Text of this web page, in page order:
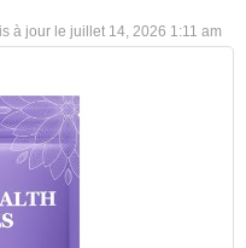
juillet 14, 2026 1:11 am